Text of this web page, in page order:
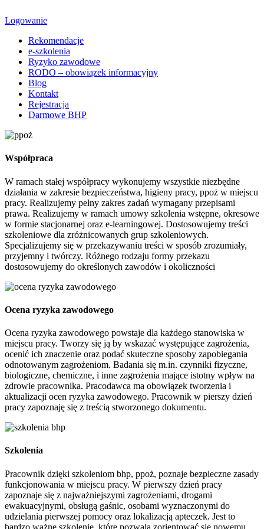
Logowanie
Rekomendacje
e-szkolenia
Ryzyko zawodowe
RODO – obowiązek informacyjny
Blog
Kontakt
Rejestracja
Darmowe BHP
Współpraca
W ramach stałej współpracy wykonujemy wszystkie niezbędne
działania w zakresie bezpieczeństwa, higieny pracy, ppoż w miejscu
pracy. Realizujemy pełny zakres zadań wymagany przepisami
prawa. Realizujemy w ramach umowy szkolenia wstępne, okresowe
w formie stacjonarnej oraz e-learningowej. Dostosowujemy treści
szkoleniowe dla zróżnicowanych grup szkoleniowych.
Specjalizujemy się w przekazywaniu treści w sposób zrozumiały,
przyjemny i twórczy. Różnego rodzaju formy przekazu
dostosowujemy do określonych zawodów i okoliczności
Ocena ryzyka zawodowego
Ocena ryzyka zawodowego powstaje dla każdego stanowiska w
miejscu pracy. Tworzy się ją by wskazać występujące zagrożenia,
ocenić ich znaczenie oraz podać skuteczne sposoby zapobiegania
odnotowanym zagrożeniom. Badania się m.in. czynniki fizyczne,
biologiczne, chemiczne, i inne zagrożenia mające istotny wpływ na
zdrowie pracownika. Pracodawca ma obowiązek tworzenia i
aktualizacji ocen ryzyka zawodowego. Pracownik w pierszy dzień
pracy zapoznaję się z treścią stworzonego dokumentu.
Szkolenia
Pracownik dzięki szkoleniom bhp, ppoż, poznaje bezpieczne zasady
funkcjonowania w miejscu pracy. W pierwszy dzień pracy
zapoznaje się z najważniejszymi zagrożeniami, drogami
ewakuacyjnymi, obsługą gaśnic, osobami wyznaczonymi do
udzielania pierwszej pomocy oraz lokalizacją apteczek. Jest to
bardzo ważne szkolenie, które pozwala zorientować się nowemu